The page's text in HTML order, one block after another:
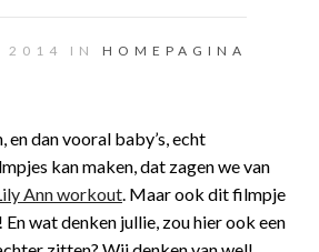
2014 IN HOMEPAGINA
en dan vooral baby’s, echt
kan maken, dat zagen we van
Ann workout. Maar ook dit filmpje
! En wat denken jullie, zou hier ook een